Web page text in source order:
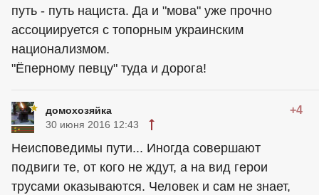
путь - путь нациста. Да и "мова" уже прочно
ассоциируется с топорным украинским
национализмом.
"Ёперному певцу" туда и дорога!
домохозяйка +4
30 июня 2016 12:43
Неисповедимы пути... Иногда совершают
подвиги те, от кого не ждут, а на вид герои
трусами оказываются. Человек и сам не знает,